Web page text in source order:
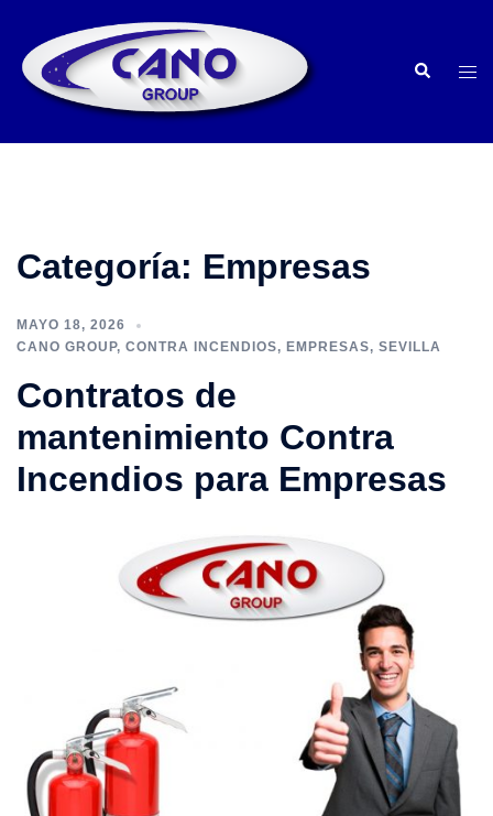
contenido
Buscar
Categoría: Empresas
MAYO 18, 2026
CANO GROUP, CONTRA INCENDIOS, EMPRESAS, SEVILLA
Contratos de
mantenimiento Contra
Incendios para Empresas